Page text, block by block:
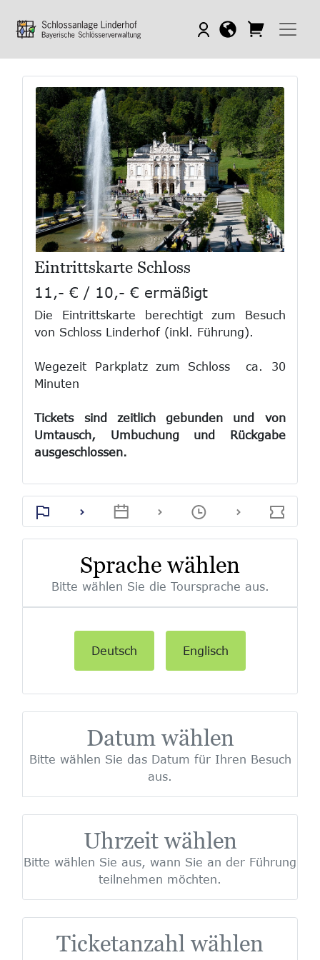
Eintrittskarte Schloss
11,- € / 10,- € ermäßigt
Die Eintrittskarte berechtigt zum Besuch
von Schloss Linderhof (inkl. Führung).
Wegezeit Parkplatz zum Schloss ca. 30
Minuten
Tickets sind zeitlich gebunden und von
Umtausch, Umbuchung und Rückgabe
ausgeschlossen.
Sprache wählen
Bitte wählen Sie die Toursprache aus.
Deutsch Englisch
Datum wählen
Bitte wählen Sie das Datum für Ihren Besuch
aus.
Uhrzeit wählen
Bitte wählen Sie aus, wann Sie an der Führung
teilnehmen möchten.
Ticketanzahl wählen